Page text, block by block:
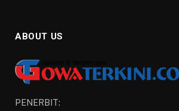
ABOUT US
PENERBIT: